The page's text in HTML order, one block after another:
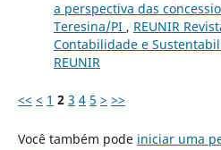
a perspectiva das
Teresina/PI , REUNIR
Contabilidade e
REUNIR
<< < 1 2 3 4 5 > >>
Você também pode iniciar uma